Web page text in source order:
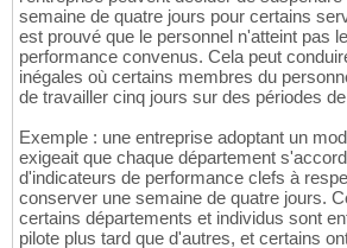
semaine de quatre jours pour certains
est prouvé que le personnel n'atteint pas
performance convenus. Cela peut
inégales où certains membres du
de travailler cinq jours sur des périodes
Exemple : une entreprise adoptant un
exigeait que chaque département
d'indicateurs de performance clefs à
conserver une semaine de quatre jours.
certains départements et individus sont
pilote plus tard que d'autres, et certains